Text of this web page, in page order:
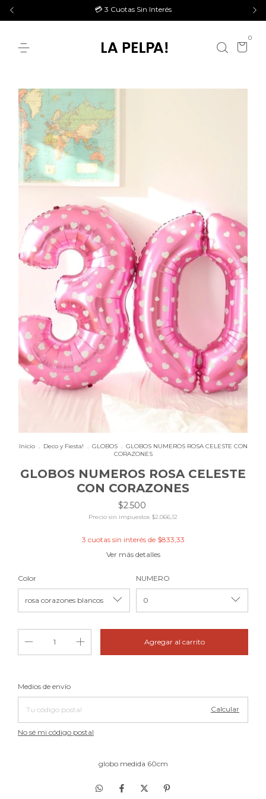
💳 3 Cuotas Sin Interés
0
Inicio . Deco y Fiesta! . GLOBOS . GLOBOS NUMEROS ROSA CELESTE CON
CORAZONES
GLOBOS NUMEROS ROSA CELESTE
CON CORAZONES
$2.500
Precio sin impuestos $2.066,12
3 cuotas sin interés de $833,33
Ver más detalles
Color NUMERO
Entregas para el CP:
Medios de envío
Calcular
No sé mi código postal
globo medida 60cm